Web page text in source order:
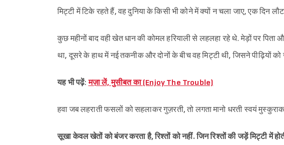
मिट्टी में टिके रहते हैं, वह दुनिया के किसी भी कोने में क्यों न चला जाए, एक दिन
कुछ महीनों बाद वही खेत धान की कोमल हरियाली से लहलहा रहे थे. मेड़ों पर
था, दूसरे के हाथ में नई तकनीक और दोनों के बीच वह मिट्टी थी, जिसने पीढ़ियों को
यह भी पढ़ें:मज़ा लें, मुसीबत का (Enjoy The Trouble)
हवा जब लहराती फसलों को सहलाकर गुज़रती, तो लगता मानो धरती स्वयं
सूखा केवल खेतों को बंजर करता है, रिश्तों को नहीं. जिन रिश्तों की जड़ें मिट्टी में